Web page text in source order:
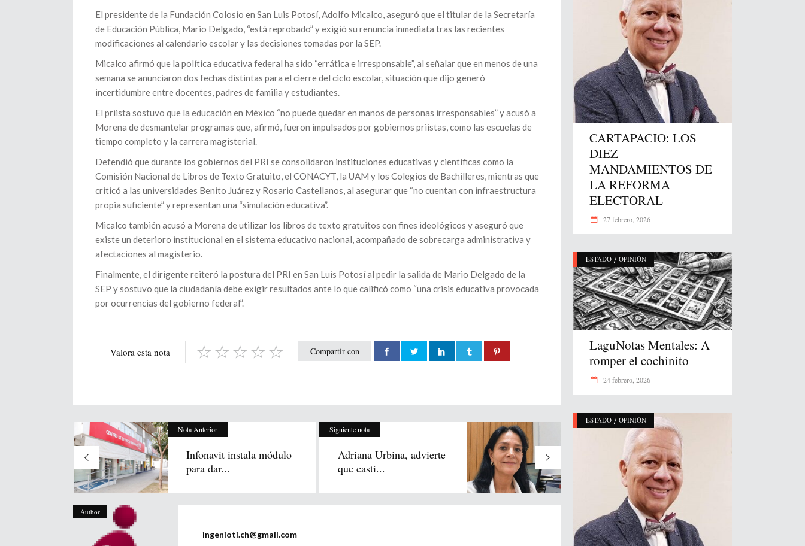
El presidente de la Fundación Colosio en San Luis Potosí, Adolfo Micalco, aseguró que el titular de la Secretaría
de Educación Pública, Mario Delgado, “está reprobado” y exigió su renuncia inmediata tras las recientes
modificaciones al calendario escolar y las decisiones tomadas por la SEP.
Micalco afirmó que la política educativa federal ha sido “errática e irresponsable”, al señalar que en menos de una
semana se anunciaron dos fechas distintas para el cierre del ciclo escolar, situación que dijo generó
incertidumbre entre docentes, padres de familia y estudiantes.
El priista sostuvo que la educación en México “no puede quedar en manos de personas irresponsables” y acusó a
Morena de desmantelar programas que, afirmó, fueron impulsados por gobiernos priistas, como las escuelas de
tiempo completo y la carrera magisterial.
Defendió que durante los gobiernos del PRI se consolidaron instituciones educativas y científicas como la
Comisión Nacional de Libros de Texto Gratuito, el CONACYT, la UAM y los Colegios de Bachilleres, mientras que
criticó a las universidades Benito Juárez y Rosario Castellanos, al asegurar que “no cuentan con infraestructura
propia suficiente” y representan una “simulación educativa”.
Micalco también acusó a Morena de utilizar los libros de texto gratuitos con fines ideológicos y aseguró que
existe un deterioro institucional en el sistema educativo nacional, acompañado de sobrecarga administrativa y
afectaciones al magisterio.
Finalmente, el dirigente reiteró la postura del PRI en San Luis Potosí al pedir la salida de Mario Delgado de la
SEP y sostuvo que la ciudadanía debe exigir resultados ante lo que calificó como “una crisis educativa provocada
por ocurrencias del gobierno federal”.
Compartir con
Valora esta nota
Nota Anterior
Infonavit instala módulo
para dar...
Siguiente nota
Adriana Urbina, advierte
que casti...
Author
ingenioti.ch@gmail.com
CARTAPACIO: LOS
DIEZ
MANDAMIENTOS DE
LA REFORMA
ELECTORAL
27 febrero, 2026
ESTADO / OPINIÓN
LaguNotas Mentales: A
romper el cochinito
24 febrero, 2026
ESTADO / OPINIÓN